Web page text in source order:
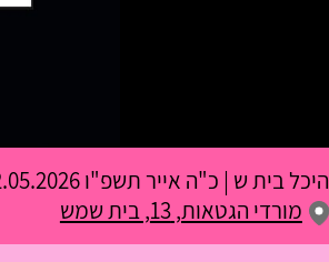
היכל בית ש | כ"ה אייר תשפ"ו12.05.2026 | פתיחת שערים 20:00 | שעת
מורדי הגטאות, 13, בית שמש